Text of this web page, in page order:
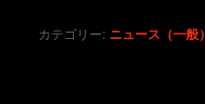
カテゴリー: ニュース（一般）